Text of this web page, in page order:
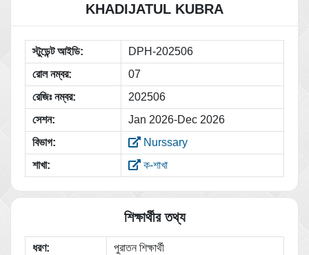
KHADIJATUL KUBRA
স্টুডেন্ট আইডি:
DPH-202506
রোল নম্বর:
07
রেজিঃ নম্বর:
202506
সেশন:
Jan 2026-Dec 2026
বিভাগ:
Nurssary
শাখা:
ক-শাখা
শিক্ষার্থীর তথ্য
ধরণ:
পুরাতন শিক্ষার্থী